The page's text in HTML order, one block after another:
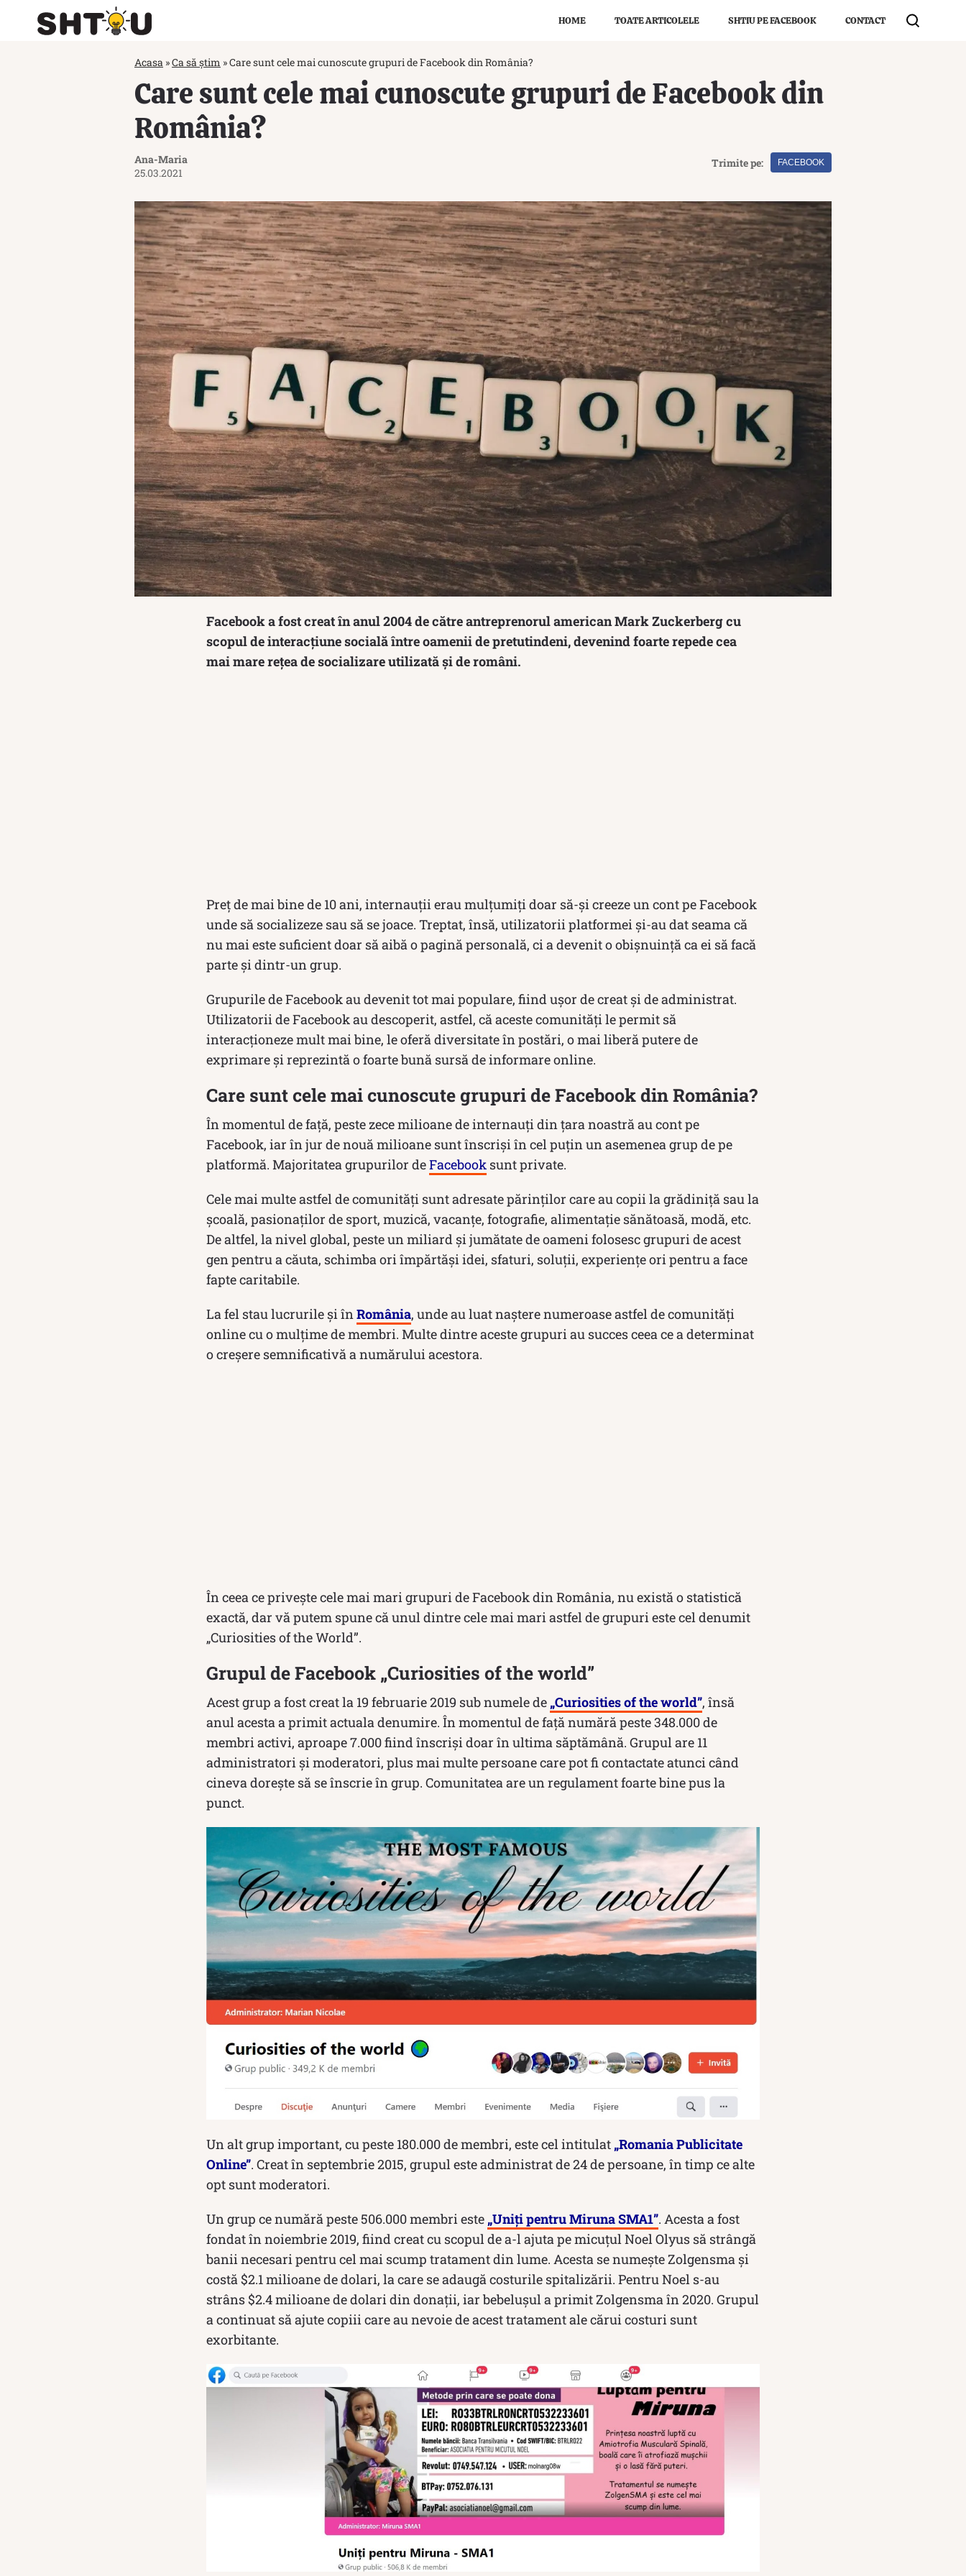
HOME TOATE ARTICOLELE SHTIU PE FACEBOOK CONTACT
Acasa »Ca să știm »Care sunt cele mai cunoscute grupuri de Facebook din România?
Care sunt cele mai cunoscute grupuri de Facebook din
România?
Ana-Maria
25.03.2021
Trimite pe: FACEBOOK
Facebook a fost creat în anul 2004 de către antreprenorul american Mark Zuckerberg cu
scopul de interacțiune socială între oamenii de pretutindeni, devenind foarte repede cea
mai mare rețea de socializare utilizată și de români.
Preț de mai bine de 10 ani, internauții erau mulțumiți doar să-și creeze un cont pe Facebook
unde să socializeze sau să se joace. Treptat, însă, utilizatorii platformei și-au dat seama că
nu mai este suficient doar să aibă o pagină personală, ci a devenit o obișnuință ca ei să facă
parte și dintr-un grup.
Grupurile de Facebook au devenit tot mai populare, fiind uşor de creat şi de administrat.
Utilizatorii de Facebook au descoperit, astfel, că aceste comunități le permit să
interacționeze mult mai bine, le oferă diversitate în postări, o mai liberă putere de
exprimare și reprezintă o foarte bună sursă de informare online.
Care sunt cele mai cunoscute grupuri de Facebook din România?
În momentul de față, peste zece milioane de internauți din țara noastră au cont pe
Facebook, iar în jur de nouă milioane sunt înscriși în cel puțin un asemenea grup de pe
platformă. Majoritatea grupurilor deFacebook sunt private.
Cele mai multe astfel de comunități sunt adresate părinților care au copii la grădiniță sau la
școală, pasionaților de sport, muzică, vacanțe, fotografie, alimentație sănătoasă, modă, etc.
De altfel, la nivel global, peste un miliard şi jumătate de oameni folosesc grupuri de acest
gen pentru a căuta, schimba ori împărtăși idei, sfaturi, soluții, experiențe ori pentru a face
fapte caritabile.
La fel stau lucrurile și în România, unde au luat naștere numeroase astfel de comunități
online cu o mulțime de membri. Multe dintre aceste grupuri au succes ceea ce a determinat
o creșere semnificativă a numărului acestora.
În ceea ce privește cele mai mari grupuri de Facebook din România, nu există o statistică
exactă, dar vă putem spune că unul dintre cele mai mari astfel de grupuri este cel denumit
„Curiosities of the World”.
Grupul de Facebook „Curiosities of the world”
Acest grup a fost creat la 19 februarie 2019 sub numele de „Curiosities of the world”, însă
anul acesta a primit actuala denumire. În momentul de față numără peste 348.000 de
membri activi, aproape 7.000 fiind înscriși doar în ultima săptămână. Grupul are 11
administratori și moderatori, plus mai multe persoane care pot fi contactate atunci când
cineva dorește să se înscrie în grup. Comunitatea are un regulament foarte bine pus la
punct.
Un alt grup important, cu peste 180.000 de membri, este cel intitulat „Romania Publicitate
Online”. Creat în septembrie 2015, grupul este administrat de 24 de persoane, în timp ce alte
opt sunt moderatori.
Un grup ce numără peste 506.000 membri este „Uniți pentru Miruna SMA1”. Acesta a fost
fondat în noiembrie 2019, fiind creat cu scopul de a-l ajuta pe micuțul Noel Olyus să strângă
banii necesari pentru cel mai scump tratament din lume. Acesta se numește Zolgensma și
costă $2.1 milioane de dolari, la care se adaugă costurile spitalizării. Pentru Noel s-au
strâns $2.4 milioane de dolari din donații, iar bebelușul a primit Zolgensma în 2020. Grupul
a continuat să ajute copiii care au nevoie de acest tratament ale cărui costuri sunt
exorbitante.